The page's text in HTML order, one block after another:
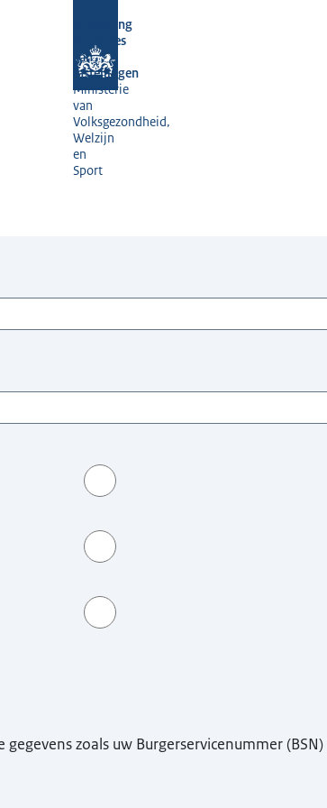
Uitvoering
Subsidies
aan
Instellingen
Ministerie
van
Volksgezondheid,
Welzijn
en
Sport
zoals uw Burgerservicenummer